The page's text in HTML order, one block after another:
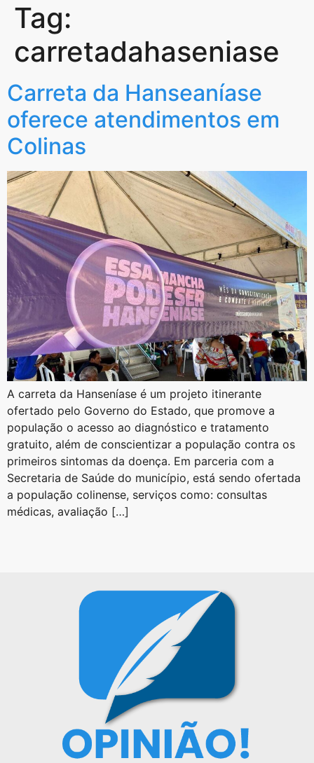
Tag:
carretadahaseniase
Carreta da Hanseaníase
oferece atendimentos em
Colinas
A carreta da Hanseníase é um projeto itinerante
ofertado pelo Governo do Estado, que promove a
população o acesso ao diagnóstico e tratamento
gratuito, além de conscientizar a população contra os
primeiros sintomas da doença. Em parceria com a
Secretaria de Saúde do município, está sendo ofertada
a população colinense, serviços como: consultas
médicas, avaliação […]